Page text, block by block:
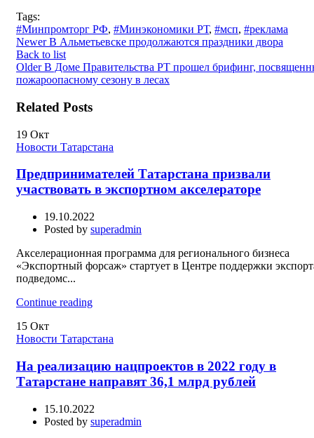
Tags:
#Минпромторг РФ, #Минэкономики РТ, #мсп, #реклама
Newer В Альметьевске продолжаются праздники двора
Back to list
Older В Доме Правительства РТ прошел брифинг,
пожароопасному сезону в лесах
Related Posts
19 Окт
Новости Татарстана
Предпринимателей Татарстана призвали
участвовать в экспортном акселераторе
19.10.2022
Posted by superadmin
Акселерационная программа для регионального бизнеса
«Экспортный форсаж» стартует в Центре поддержки
подведомс...
Continue reading
15 Окт
Новости Татарстана
На реализацию нацпроектов в 2022 году в
Татарстане направят 36,1 млрд рублей
15.10.2022
Posted by superadmin